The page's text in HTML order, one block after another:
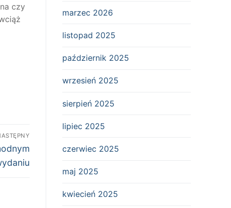
czy
marzec 2026
listopad 2025
październik 2025
wrzesień 2025
sierpień 2025
lipiec 2025
czerwiec 2025
maj 2025
kwiecień 2025